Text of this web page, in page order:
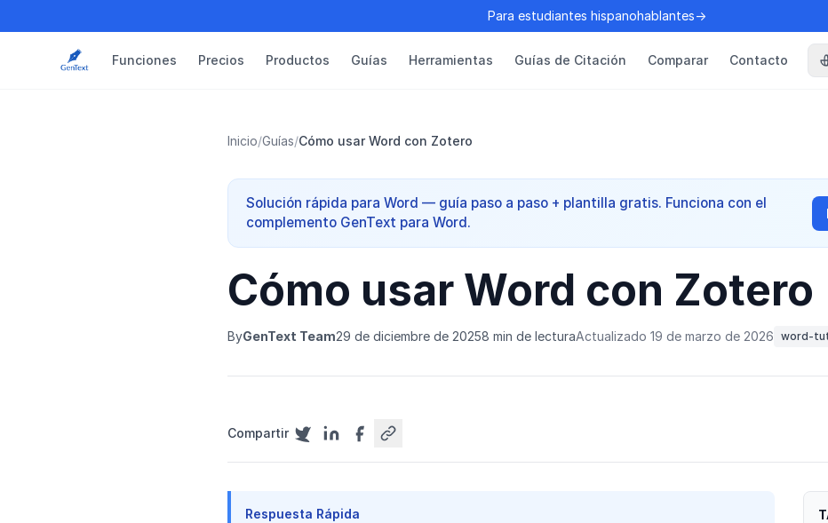
Para estudiantes hispanohablantes→
Funciones Precios Productos Guías Herramientas Guías de Citación Comparar Contacto
Inicio/Guías/Cómo usar Word con Zotero
Solución rápida para Word — guía paso a paso + plantilla gratis. Funciona con el
complemento GenText para Word.
Cómo usar Word con Zotero
ByGenText Team29 de diciembre de 20258 min de lecturaActualizado 19 de marzo de 2026 word-
Compartir
Respuesta Rápida